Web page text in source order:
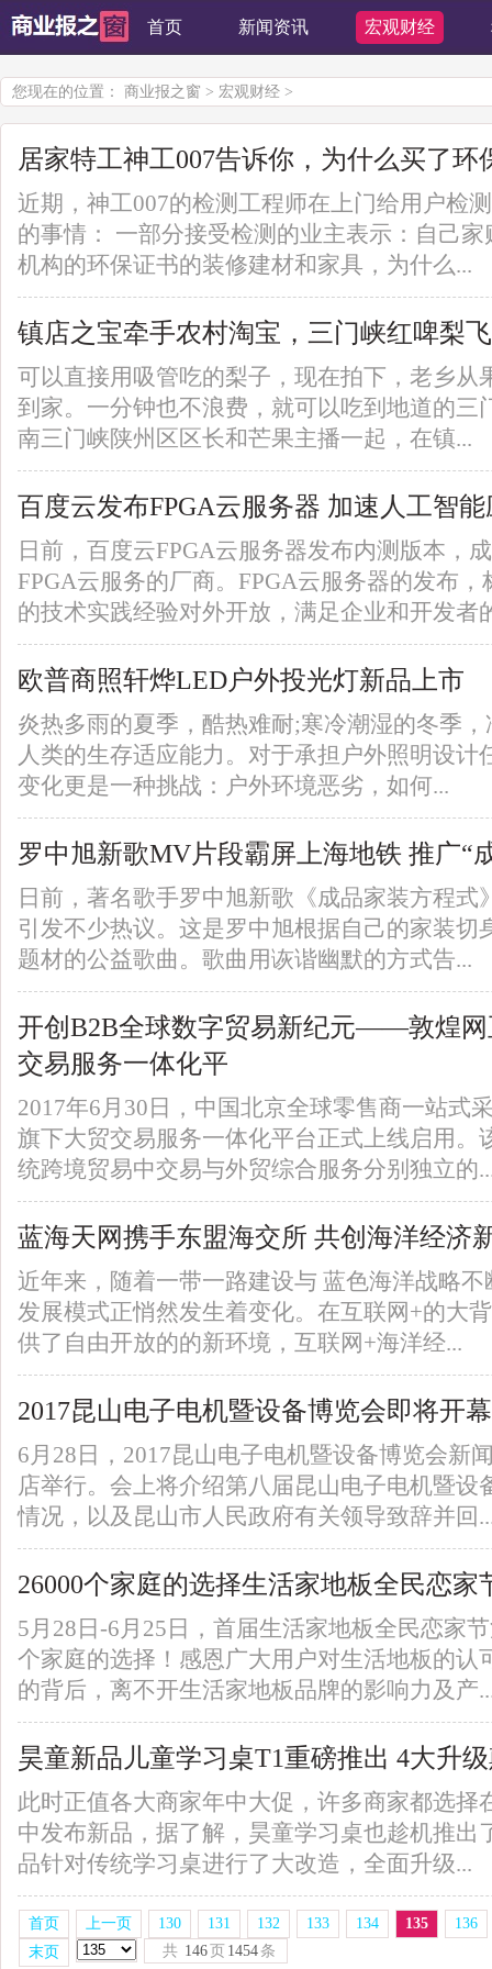
首页 新闻资讯 宏观财经
您现在的位置： 商业报之窗 > 宏观财经 >
居家特工神工007告诉你，为什么买了
近期，神工007的检测工程师在上门给用户检
的事情： 一部分接受检测的业主表示：自己
机构的环保证书的装修建材和家具，为什么...
镇店之宝牵手农村淘宝，三门峡红啤梨
可以直接用吸管吃的梨子，现在拍下，老乡从
到家。一分钟也不浪费，就可以吃到地道的三
南三门峡陕州区区长和芒果主播一起，在镇...
百度云发布FPGA云服务器 加速人工智
日前，百度云FPGA云服务器发布内测版本，
FPGA云服务的厂商。FPGA云服务器的发布
的技术实践经验对外开放，满足企业和开发者
欧普商照轩烨LED户外投光灯新品上市
炎热多雨的夏季，酷热难耐;寒冷潮湿的冬季
人类的生存适应能力。对于承担户外照明设计
变化更是一种挑战：户外环境恶劣，如何...
罗中旭新歌MV片段霸屏上海地铁 推广“
日前，著名歌手罗中旭新歌《成品家装方程
引发不少热议。这是罗中旭根据自己的家装切
题材的公益歌曲。歌曲用诙谐幽默的方式告...
开创B2B全球数字贸易新纪元——敦煌网
交易服务一体化平
2017年6月30日，中国北京全球零售商一站式
旗下大贸交易服务一体化平台正式上线启用。
统跨境贸易中交易与外贸综合服务分别独立的
蓝海天网携手东盟海交所 共创海洋经济
近年来，随着一带一路建设与 蓝色海洋战略
发展模式正悄然发生着变化。在互联网+的大
供了自由开放的的新环境，互联网+海洋经...
2017昆山电子电机暨设备博览会即将开幕
6月28日，2017昆山电子电机暨设备博览会新
店举行。会上将介绍第八届昆山电子电机暨设
情况，以及昆山市人民政府有关领导致辞并回
26000个家庭的选择生活家地板全民恋家
5月28日-6月25日，首届生活家地板全民恋家
个家庭的选择！感恩广大用户对生活地板的认
的背后，离不开生活家地板品牌的影响力及产
昊童新品儿童学习桌T1重磅推出 4大升
此时正值各大商家年中大促，许多商家都选择
中发布新品，据了解，昊童学习桌也趁机推出
品针对传统学习桌进行了大改造，全面升级...
首页 上一页 130 131 132 133 134 135
136
末页
共 146 页 1454 条